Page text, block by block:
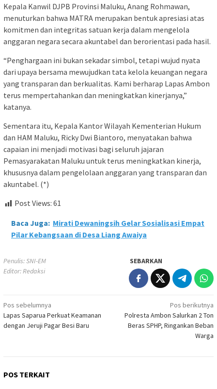
Kepala Kanwil DJPB Provinsi Maluku, Anang Rohmawan,
menuturkan bahwa MATRA merupakan bentuk apresiasi atas
komitmen dan integritas satuan kerja dalam mengelola
anggaran negara secara akuntabel dan berorientasi pada hasil.
“Penghargaan ini bukan sekadar simbol, tetapi wujud nyata
dari upaya bersama mewujudkan tata kelola keuangan negara
yang transparan dan berkualitas. Kami berharap Lapas Ambon
terus mempertahankan dan meningkatkan kinerjanya,”
katanya.
Sementara itu, Kepala Kantor Wilayah Kementerian Hukum
dan HAM Maluku, Ricky Dwi Biantoro, menyatakan bahwa
capaian ini menjadi motivasi bagi seluruh jajaran
Pemasyarakatan Maluku untuk terus meningkatkan kinerja,
khususnya dalam pengelolaan anggaran yang transparan dan
akuntabel. (*)
Post Views: 61
Baca Juga: Mirati Dewaningsih Gelar Sosialisasi Empat
Pilar Kebangsaan di Desa Liang Awaiya
Penulis: SNI-EM
Editor: Redaksi
SEBARKAN
Navigasi
pos
Pos sebelumnya
Lapas Saparua Perkuat Keamanan
dengan Jeruji Pagar Besi Baru
Pos berikutnya
Polresta Ambon Salurkan 2 Ton
Beras SPHP, Ringankan Beban
Warga
POS TERKAIT